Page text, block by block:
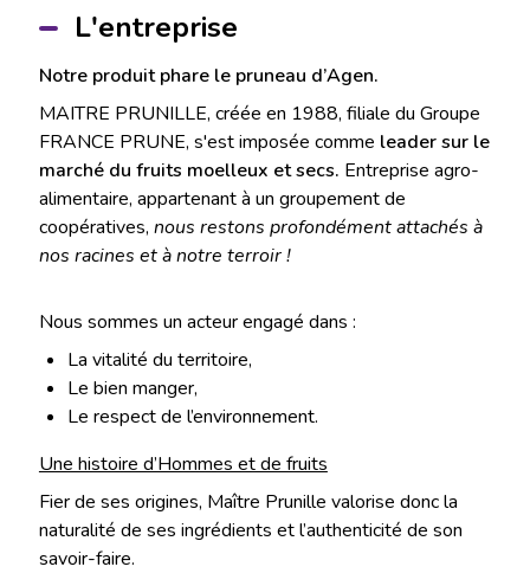
L'entreprise
Notre produit phare le pruneau d’Agen.
MAITRE PRUNILLE, créée en 1988, filiale du Groupe
FRANCE PRUNE, s'est imposée comme leader sur le
marché du fruits moelleux et secs. Entreprise agro-
alimentaire, appartenant à un groupement de
coopératives, nous restons profondément attachés à
nos racines et à notre terroir !
Nous sommes un acteur engagé dans :
La vitalité du territoire,
Le bien manger,
Le respect de l’environnement.
Une histoire d’Hommes et de fruits
Fier de ses origines, Maître Prunille valorise donc la
naturalité de ses ingrédients et l’authenticité de son
savoir-faire.